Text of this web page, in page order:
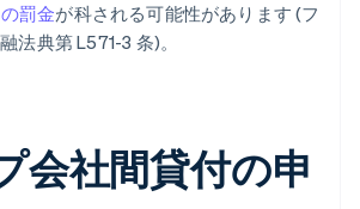
罰金が科される可能性があります (フ
法典第 L571-3 条)。
会社間貸付の申